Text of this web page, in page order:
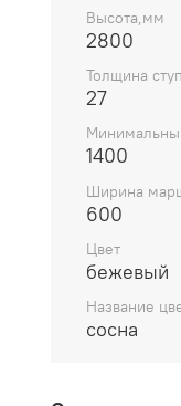
Высота,мм
2800
Толщина
27
1400
Ширина
600
Цвет
бежевый
Название
сосна